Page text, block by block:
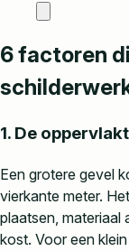
6 factoren
1. De
Een grotere gevel
vierkante meter.
plaatsen,
kost. Voor een